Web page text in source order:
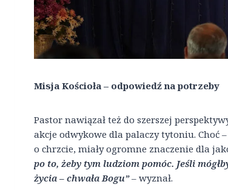
Misja Kościoła – odpowiedź na potrzeby
Pastor nawiązał też do szerszej
akcje odwykowe dla palaczy tytoniu. Choć
o chrzcie, miały ogromne znaczenie dla
po to, żeby tym ludziom pomóc. Jeśli
życia – chwała Bogu”– wyznał.